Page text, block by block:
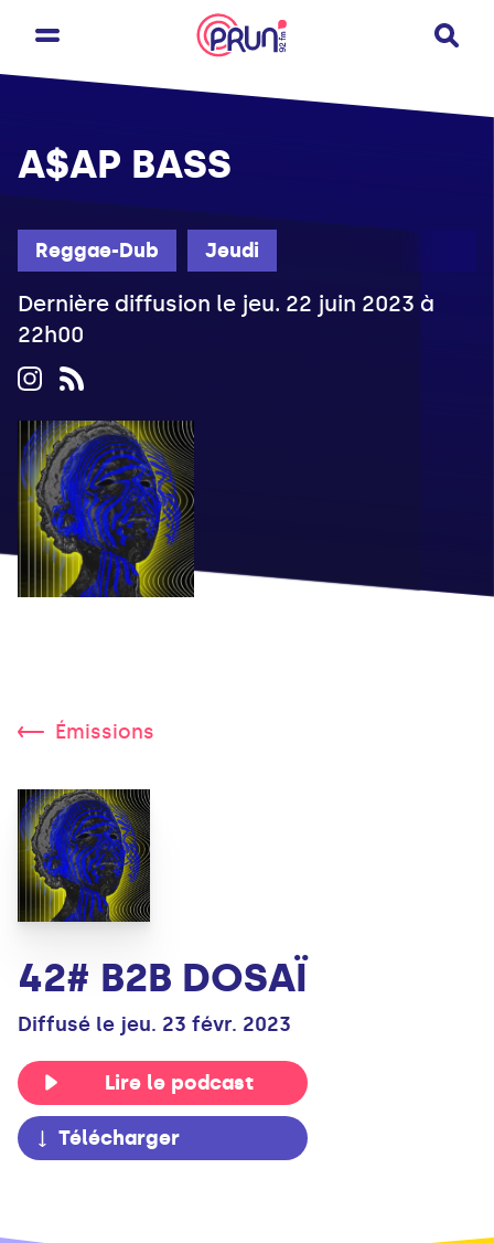
Reggae-Dub Jeudi
A$AP BASS
Dernière diffusion le jeu. 22 juin 2023 à
22h00
Émissions
42# B2B DOSAÏ
Diffusé le jeu. 23 févr. 2023
Lire le podcast
Télécharger